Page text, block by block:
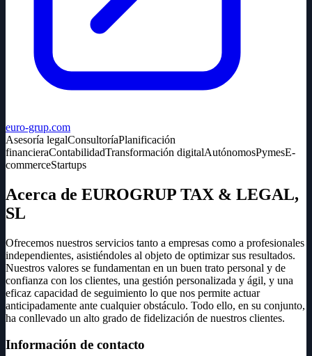
euro-grup.com
Asesoría legalConsultoríaPlanificación
financieraContabilidadTransformación digitalAutónomosPymesE-
commerceStartups
Acerca de EUROGRUP TAX & LEGAL,
SL
Ofrecemos nuestros servicios tanto a empresas como a profesionales
independientes, asistiéndoles al objeto de optimizar sus resultados.
Nuestros valores se fundamentan en un buen trato personal y de
confianza con los clientes, una gestión personalizada y ágil, y una
eficaz capacidad de seguimiento lo que nos permite actuar
anticipadamente ante cualquier obstáculo. Todo ello, en su conjunto,
ha conllevado un alto grado de fidelización de nuestros clientes.
Información de contacto